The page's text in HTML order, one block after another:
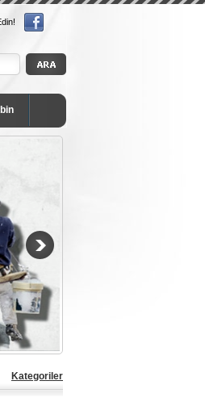
Kategoriler